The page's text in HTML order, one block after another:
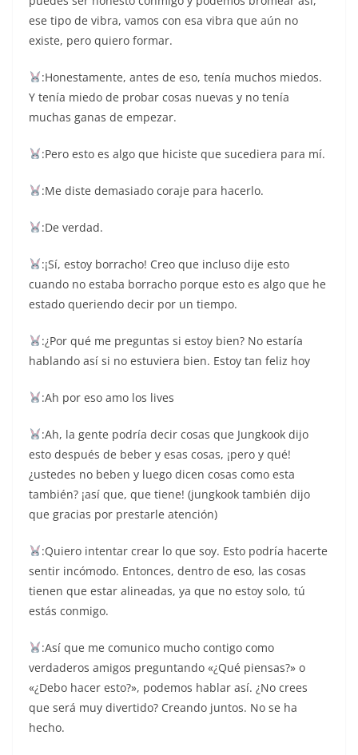
ese tipo de vibra, vamos con esa vibra que aún no
existe, pero quiero formar.
:Honestamente, antes de eso, tenía muchos miedos.
Y tenía miedo de probar cosas nuevas y no tenía
muchas ganas de empezar.
:Pero esto es algo que hiciste que sucediera para mí.
:Me diste demasiado coraje para hacerlo.
:De verdad.
:¡Sí, estoy borracho! Creo que incluso dije esto
cuando no estaba borracho porque esto es algo que he
estado queriendo decir por un tiempo.
:¿Por qué me preguntas si estoy bien? No estaría
hablando así si no estuviera bien. Estoy tan feliz hoy
:Ah por eso amo los lives
:Ah, la gente podría decir cosas que Jungkook dijo
esto después de beber y esas cosas, ¡pero y qué!
¿ustedes no beben y luego dicen cosas como esta
también? ¡así que, que tiene! (jungkook también dijo
que gracias por prestarle atención)
:Quiero intentar crear lo que soy. Esto podría hacerte
sentir incómodo. Entonces, dentro de eso, las cosas
tienen que estar alineadas, ya que no estoy solo, tú
estás conmigo.
:Así que me comunico mucho contigo como
verdaderos amigos preguntando «¿Qué piensas?» o
«¿Debo hacer esto?», podemos hablar así. ¿No crees
que será muy divertido? Creando juntos. No se ha
hecho.